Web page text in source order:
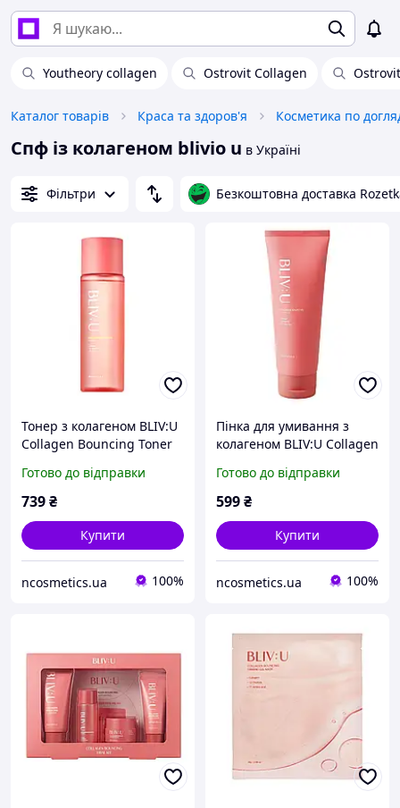
Youtheory collagen Ostrovit Collagen
Каталог товарів Краса та здоров'я Косметика по
Спф із колагеном blivio u в Україні
Фільтри Безкоштовна доставка
Тонер з колагеном BLIV:U
Collagen Bouncing Toner
Готово до відправки
739₴
Купити
ncosmetics.ua 100%
Пінка для умивання з
колагеном BLIV:U Collagen
Готово до відправки
599₴
Купити
ncosmetics.ua 100%